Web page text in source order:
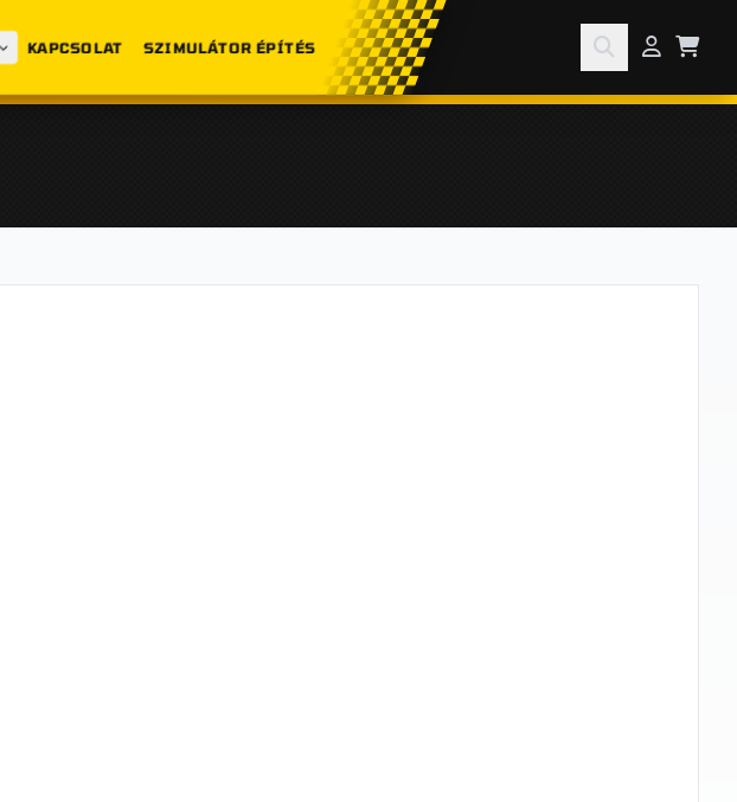
KAPCSOLAT SZIMULÁTOR ÉPÍTÉS